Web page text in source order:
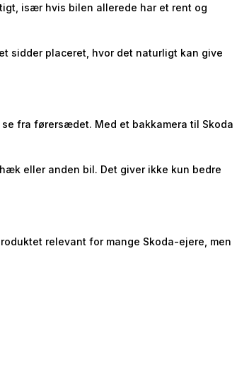
især hvis bilen allerede har et rent og
sidder placeret, hvor det naturligt kan give
fra førersædet. Med et bakkamera til Skoda
eller anden bil. Det giver ikke kun bedre
relevant for mange Skoda-ejere, men